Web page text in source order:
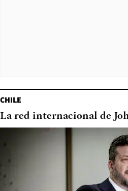
CHILE
La red internacional de